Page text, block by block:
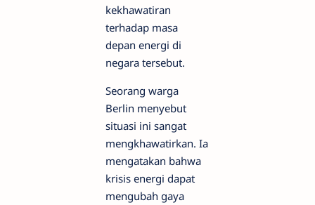
kekhawatiran
terhadap masa
depan energi di
negara tersebut.
Seorang warga
Berlin menyebut
situasi ini sangat
mengkhawatirkan. Ia
mengatakan bahwa
krisis energi dapat
mengubah gaya